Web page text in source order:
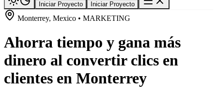
Iniciar Proyecto Iniciar Proyecto
Monterrey, Mexico • MARKETING
Ahorra tiempo y gana más
dinero al convertir clics en
clientes en Monterrey